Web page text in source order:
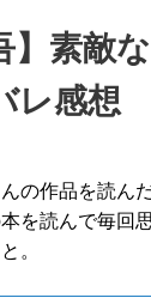
】素敵
レ感想
の作品を読ん
を読んで毎回
。